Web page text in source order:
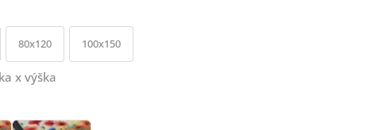
80x120 100x150
x výška